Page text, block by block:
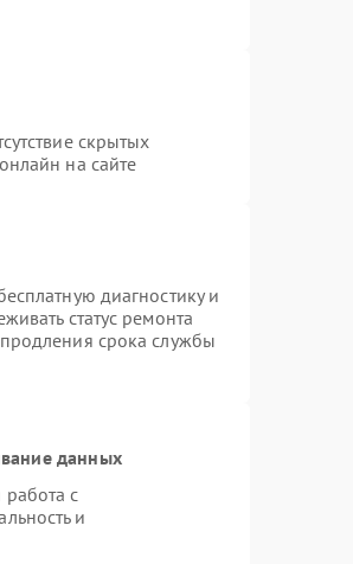
скрытых
на сайте
диагностику и
статус ремонта
срока службы
данных
с
и